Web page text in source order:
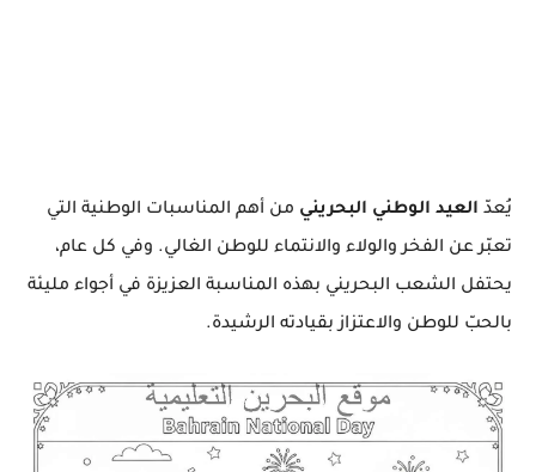
يُعدّ العيد الوطني البحريني من أهم المناسبات الوطنية التي
تعبّر عن الفخر والولاء والانتماء للوطن الغالي. وفي كل عام،
يحتفل الشعب البحريني بهذه المناسبة العزيزة في أجواء مليئة
بالحبّ للوطن والاعتزاز بقيادته الرشيدة.